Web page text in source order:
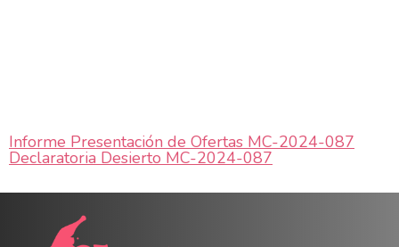
Informe Presentación de Ofertas MC-2024-087
Declaratoria Desierto MC-2024-087